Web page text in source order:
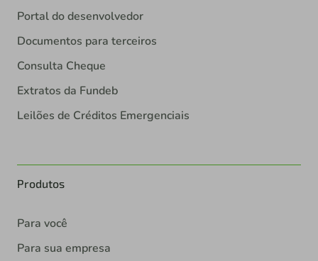
Portal do desenvolvedor
Documentos para terceiros
Consulta Cheque
Extratos da Fundeb
Leilões de Créditos Emergenciais
Produtos
Para você
Para sua empresa